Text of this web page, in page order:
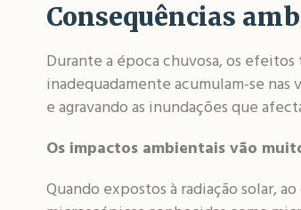
Consequências
Durante a época chuvosa, os
inadequadamente acumulam-se nas
e agravando as inundações que
Os impactos ambientais vão
Quando expostos à radiação solar,